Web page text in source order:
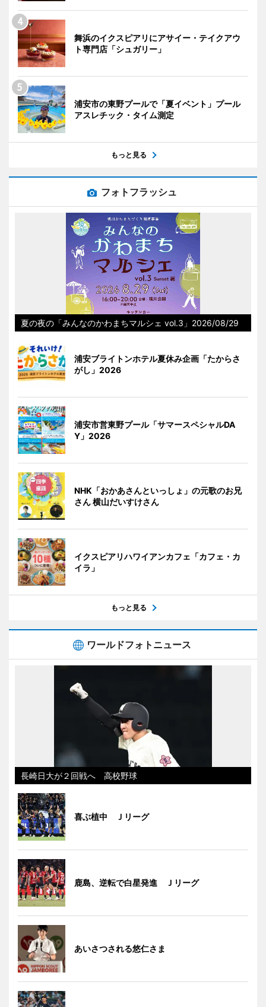
舞浜のイクスピアリにアサイー・テイクアウ
ト専門店「シュガリー」
浦安市の東野プールで「夏イベント」プール
アスレチック・タイム測定
もっと見る
フォトフラッシュ
夏の夜の「みんなのかわまちマルシェ vol.3」2026/08/29
浦安ブライトンホテル夏休み企画「たからさ
がし」2026
浦安市営東野プール「サマースペシャルDA
Y」2026
NHK「おかあさんといっしょ」の元歌のお兄
さん 横山だいすけさん
イクスピアリハワイアンカフェ「カフェ・カ
イラ」
もっと見る
ワールドフォトニュース
長崎日大が２回戦へ 高校野球
喜ぶ植中 Ｊリーグ
鹿島、逆転で白星発進 Ｊリーグ
あいさつされる悠仁さま